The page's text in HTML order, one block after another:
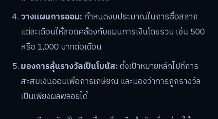
รอประกาศอย่างเป็นทางการ
จาก กอช. เกี่ยวกับกำหนดการเปิดจำหน่ายที่แน่นอน
สมัครสมาชิก กอช.:หากยังไม่ได้เป็นสมาชิก สามารถ
สมัครล่วงหน้าผ่านแอปพลิเคชัน กอช. หรือช่องทางอื่นๆ
ที่กำหนด
เตรียมแอปพลิเคชันและผูกบัญชี:
ดาวน์โหลดแอปฯ